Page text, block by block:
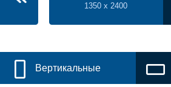
1350 x 2400
Вертикальные